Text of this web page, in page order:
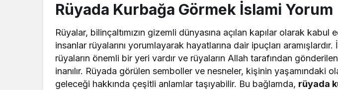
Rüyada Kurbağa Görmek İslami Yorum
Rüyalar, bilinçaltımızın gizemli dünyasına açılan kapılar olarak kabul
insanlar rüyalarını yorumlayarak hayatlarına dair ipuçları
rüyaların önemli bir yeri vardır ve rüyaların Allah tarafından
inanılır. Rüyada görülen semboller ve nesneler, kişinin yaşamındaki
geleceği hakkında çeşitli anlamlar taşıyabilir. Bu bağlamda, rüyada